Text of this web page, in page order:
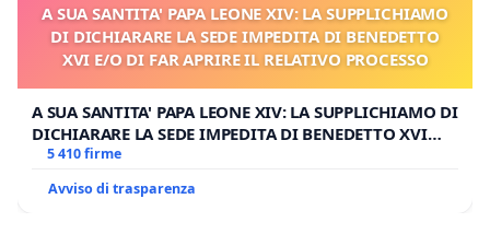
A SUA SANTITA' PAPA LEONE XIV: LA SUPPLICHIAMO
DI DICHIARARE LA SEDE IMPEDITA DI BENEDETTO
XVI E/O DI FAR APRIRE IL RELATIVO PROCESSO
A SUA SANTITA' PAPA LEONE XIV: LA SUPPLICHIAMO DI
DICHIARARE LA SEDE IMPEDITA DI BENEDETTO XVI
E/O DI FAR APRIRE IL RELATIVO PROCESSO
5 410 firme
Avviso di trasparenza